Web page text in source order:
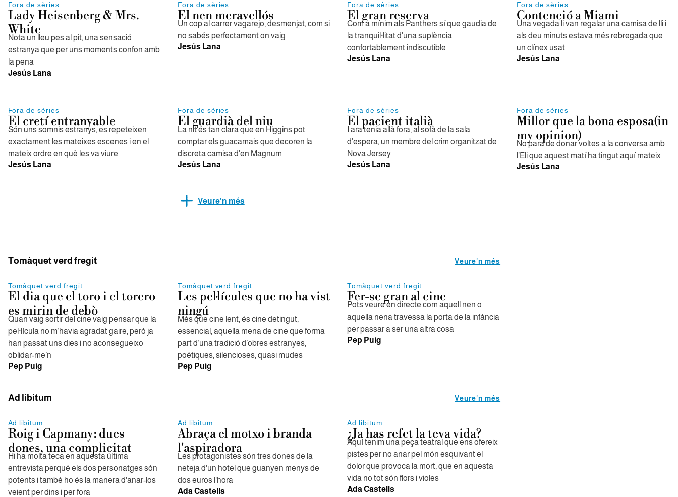
Fora de sèries
Lady Heisenberg & Mrs.
White
Nota un lleu pes al pit, una sensació
estranya que per uns moments confon amb
la pena
Jesús Lana
Fora de sèries
El nen meravellós
Un cop al carrer vagarejo, desmenjat, com si
no sabés perfectament on vaig
Jesús Lana
Fora de sèries
El gran reserva
Com a mínim als Panthers sí que gaudia de
la tranquil·litat d’una suplència
confortablement indiscutible
Jesús Lana
Fora de sèries
Contenció a Miami
Una vegada li van regalar una camisa de lli i
als deu minuts estava més rebregada que
un clínex usat
Jesús Lana
Fora de sèries
El cretí entranyable
Són uns somnis estranys, es repeteixen
exactament les mateixes escenes i en el
mateix ordre en què les va viure
Jesús Lana
Fora de sèries
El guardià del niu
La nit és tan clara que en Higgins pot
comptar els guacamais que decoren la
discreta camisa d’en Magnum
Jesús Lana
Fora de sèries
El pacient italià
I ara tenia allà fora, al sofà de la sala
d’espera, un membre del crim organitzat de
Nova Jersey
Jesús Lana
Fora de sèries
Millor que la bona esposa(in
my opinion)
No para de donar voltes a la conversa amb
l’Eli que aquest matí ha tingut aquí mateix
Jesús Lana
Veure’n més
Tomàquet verd fregit Veure'n més
Tomàquet verd fregit
El dia que el toro i el torero
es mirin de debò
Quan vaig sortir del cine vaig pensar que la
pel·lícula no m’havia agradat gaire, però ja
han passat uns dies i no aconsegueixo
oblidar-me’n
Pep Puig
Tomàquet verd fregit
Les pel·lícules que no ha vist
ningú
Més que cine lent, és cine detingut,
essencial, aquella mena de cine que forma
part d’una tradició d’obres estranyes,
poètiques, silencioses, quasi mudes
Pep Puig
Tomàquet verd fregit
Fer-se gran al cine
Pots veure en directe com aquell nen o
aquella nena travessa la porta de la infància
per passar a ser una altra cosa
Pep Puig
Ad libitum Veure'n més
Ad libitum
Roig i Capmany: dues
dones, una complicitat
Hi ha molta teca en aquesta última
entrevista perquè els dos personatges són
potents i també ho és la manera d'anar-los
veient per dins i per fora
Ad libitum
Abraça el motxo i branda
l'aspiradora
Les protagonistes són tres dones de la
neteja d'un hotel que guanyen menys de
dos euros l'hora
Ada Castells
Ad libitum
¿Ja has refet la teva vida?
Aquí tenim una peça teatral que ens ofereix
pistes per no anar pel món esquivant el
dolor que provoca la mort, que en aquesta
vida no tot són flors i violes
Ada Castells